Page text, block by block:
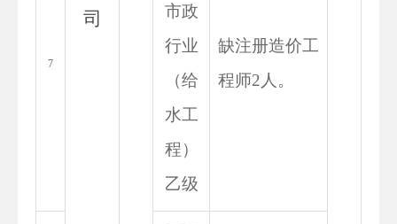
司
7
市政
行业
（给
水工
程）
乙级
缺注册造价工
程师2人。